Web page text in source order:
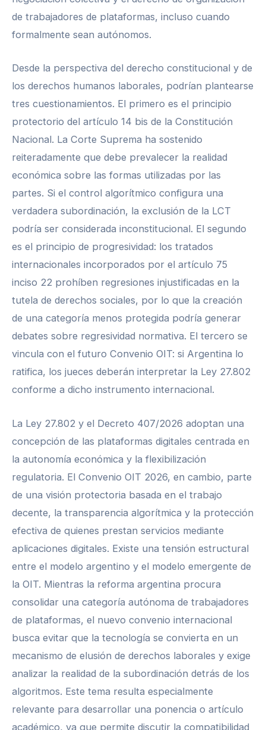
de trabajadores de plataformas, incluso cuando
formalmente sean autónomos.
Desde la perspectiva del derecho constitucional y de
los derechos humanos laborales, podrían plantearse
tres cuestionamientos. El primero es el principio
protectorio del artículo 14 bis de la Constitución
Nacional. La Corte Suprema ha sostenido
reiteradamente que debe prevalecer la realidad
económica sobre las formas utilizadas por las
partes. Si el control algorítmico configura una
verdadera subordinación, la exclusión de la LCT
podría ser considerada inconstitucional. El segundo
es el principio de progresividad: los tratados
internacionales incorporados por el artículo 75
inciso 22 prohíben regresiones injustificadas en la
tutela de derechos sociales, por lo que la creación
de una categoría menos protegida podría generar
debates sobre regresividad normativa. El tercero se
vincula con el futuro Convenio OIT: si Argentina lo
ratifica, los jueces deberán interpretar la Ley 27.802
conforme a dicho instrumento internacional.
La Ley 27.802 y el Decreto 407/2026 adoptan una
concepción de las plataformas digitales centrada en
la autonomía económica y la flexibilización
regulatoria. El Convenio OIT 2026, en cambio, parte
de una visión protectoria basada en el trabajo
decente, la transparencia algorítmica y la protección
efectiva de quienes prestan servicios mediante
aplicaciones digitales. Existe una tensión estructural
entre el modelo argentino y el modelo emergente de
la OIT. Mientras la reforma argentina procura
consolidar una categoría autónoma de trabajadores
de plataformas, el nuevo convenio internacional
busca evitar que la tecnología se convierta en un
mecanismo de elusión de derechos laborales y exige
analizar la realidad de la subordinación detrás de los
algoritmos. Este tema resulta especialmente
relevante para desarrollar una ponencia o artículo
académico, ya que permite discutir la compatibilidad